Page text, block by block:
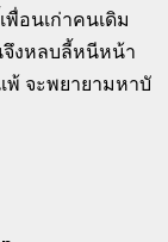
พื่อนเก่าคนเดิม
งหลบลี้หนีหน้า
จะพยายามหาบั